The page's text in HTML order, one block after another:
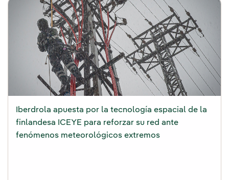
Iberdrola apuesta por la tecnología espacial de la
finlandesa ICEYE para reforzar su red ante
fenómenos meteorológicos extremos